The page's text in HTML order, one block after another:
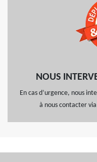
NOUS
En cas d’urgence, nous
à nous contacter